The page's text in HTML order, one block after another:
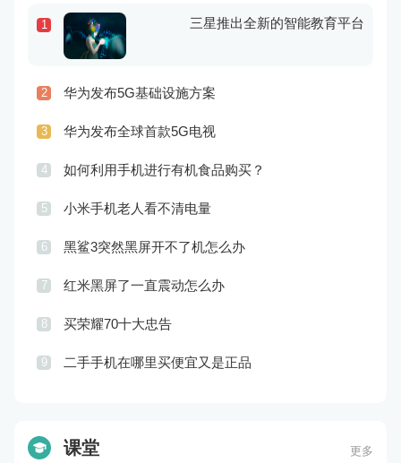
1 三星推出全新的智能教育平台
2 华为发布5G基础设施方案
3 华为发布全球首款5G电视
4 如何利用手机进行有机食品购买？
5 小米手机老人看不清电量
6 黑鲨3突然黑屏开不了机怎么办
7 红米黑屏了一直震动怎么办
8 买荣耀70十大忠告
9 二手手机在哪里买便宜又是正品
课堂 更多